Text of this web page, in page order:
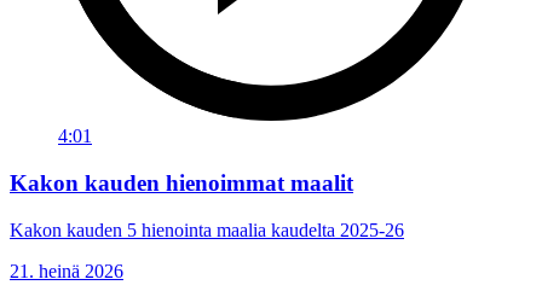
4:01
Kakon kauden hienoimmat maalit
Kakon kauden 5 hienointa maalia kaudelta 2025-26
21. heinä 2026